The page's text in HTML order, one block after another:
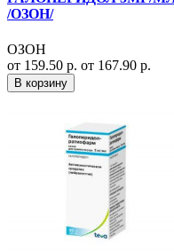
/ОЗОН/
ОЗОН
от 159.50 р. от 167.90 р.
В корзину